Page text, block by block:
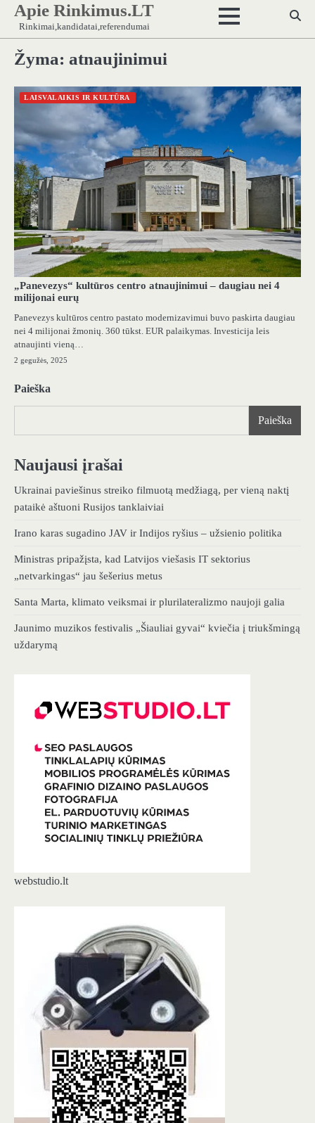
Skip
content
Apie Rinkimus.LT
Rinkimai,kandidatai,referendumai
Žyma: atnaujinimui
LAISVALAIKIS IR KULTŪRA
„Panevezys“ kultūros centro atnaujinimui – daugiau nei 4
milijonai eurų
Panevezys kultūros centro pastato modernizavimui buvo paskirta daugiau
nei 4 milijonai žmonių. 360 tūkst. EUR palaikymas. Investicija leis
atnaujinti vieną…
2 gegužės, 2025
Paieška
Paieška
Naujausi įrašai
Ukrainai paviešinus streiko filmuotą medžiagą, per vieną naktį
pataikė aštuoni Rusijos tanklaiviai
Irano karas sugadino JAV ir Indijos ryšius – užsienio politika
Ministras pripažįsta, kad Latvijos viešasis IT sektorius
„netvarkingas“ jau šešerius metus
Santa Marta, klimato veiksmai ir plurilateralizmo naujoji galia
Jaunimo muzikos festivalis „Šiauliai gyvai“ kviečia į triukšmingą
uždarymą
webstudio.lt